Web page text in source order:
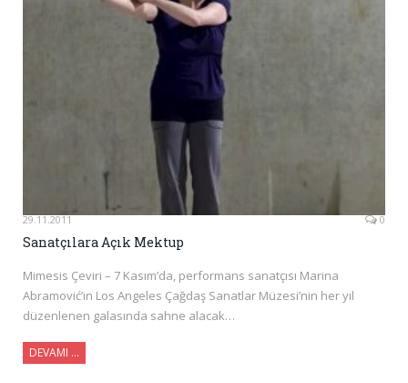
29.11.2011 0
Sanatçılara Açık Mektup
Mimesis Çeviri – 7 Kasım’da, performans sanatçısı Marina
Abramović’in Los Angeles Çağdaş Sanatlar Müzesi’nin her yıl
düzenlenen galasında sahne alacak…
DEVAMI …